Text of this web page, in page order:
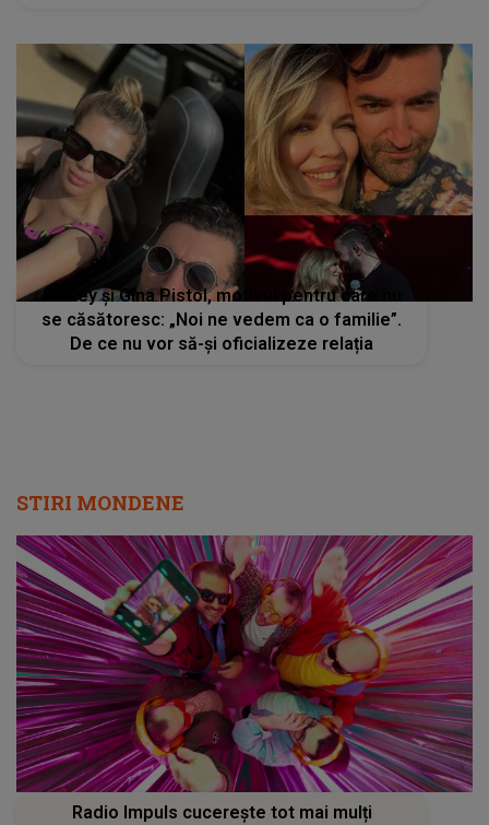
Smiley și Gina Pistol, motivul pentru care nu
se căsătoresc: „Noi ne vedem ca o familie”.
De ce nu vor să-și oficializeze relația
STIRI MONDENE
Radio Impuls cucerește tot mai mulți